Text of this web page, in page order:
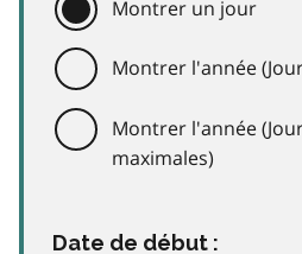
Montrer un jour
Montrer l'année
Montrer l'année
maximales)
Date de début :